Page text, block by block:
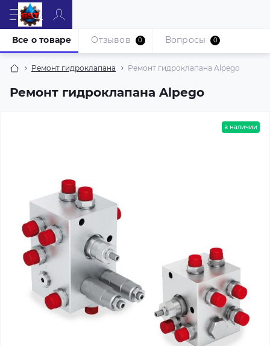
Ремонт гидроклапана Ремонт гидроклапана Alpego
Ремонт гидроклапана Alpego
Все о товаре Отзывов 0 Вопросы 0
в наличии